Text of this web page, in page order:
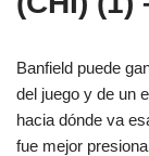
Banfield puede
del juego y de un
hacia dónde va
fue mejor